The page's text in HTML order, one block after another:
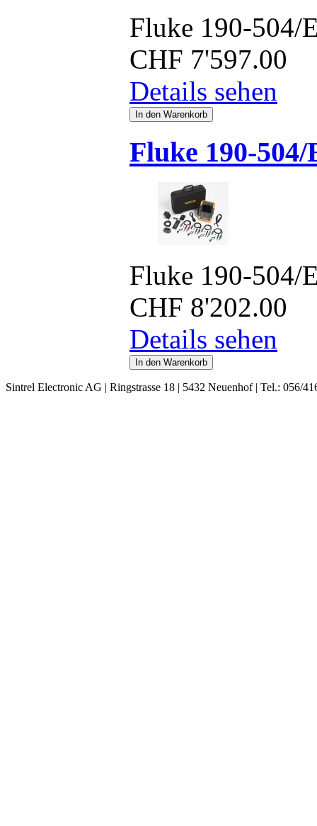
Fluke 190-504/
CHF 7'597.00
Details sehen
Fluke 190-504/
Fluke 190-504/
CHF 8'202.00
Details sehen
Sintrel Electronic AG | Ringstrasse 18 | 5432 Neuenhof | Tel.: 056/